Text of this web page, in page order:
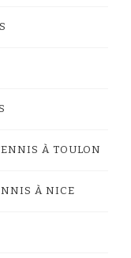
À TOULON
À NICE